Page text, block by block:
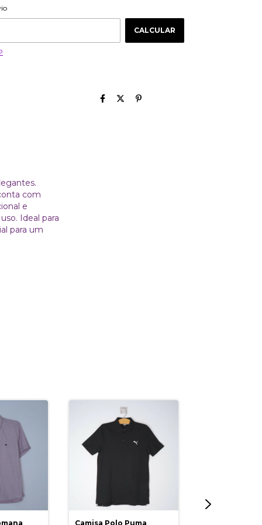
CALCULAR
com
e
Ideal para
para um
Camisa Polo Puma